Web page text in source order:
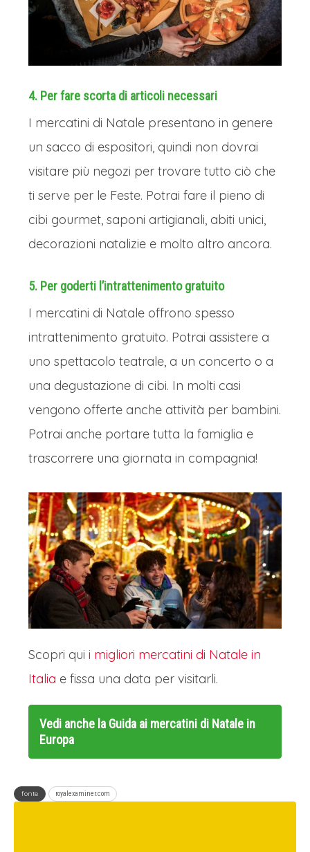
4. Per fare scorta di articoli necessari
I mercatini di Natale presentano in genere
un sacco di espositori, quindi non dovrai
visitare più negozi per trovare tutto ciò che
ti serve per le Feste. Potrai fare il pieno di
cibi gourmet, saponi artigianali, abiti unici,
decorazioni natalizie e molto altro ancora.
5. Per goderti l’intrattenimento gratuito
I mercatini di Natale offrono spesso
intrattenimento gratuito. Potrai assistere a
uno spettacolo teatrale, a un concerto o a
una degustazione di cibi. In molti casi
vengono offerte anche attività per bambini.
Potrai anche portare tutta la famiglia e
trascorrere una giornata in compagnia!
Scopri qui i migliori mercatini di Natale in
Italia e fissa una data per visitarli.
Vedi anche la Guida ai mercatini di Natale in
Europa
fonte royalexaminer.com